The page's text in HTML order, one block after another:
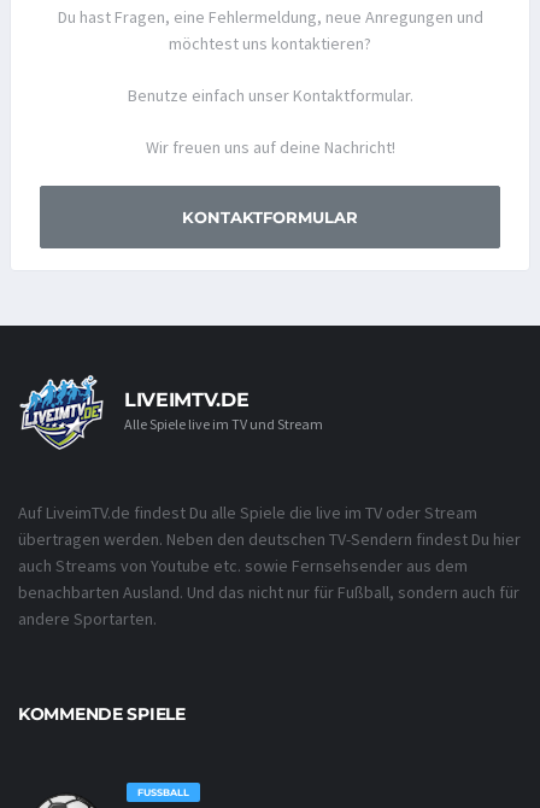
Du hast Fragen, eine Fehlermeldung, neue Anregungen und
möchtest uns kontaktieren?
Benutze einfach unser Kontaktformular.
Wir freuen uns auf deine Nachricht!
KONTAKTFORMULAR
LIVEIMTV.DE
Alle Spiele live im TV und Stream
Auf LiveimTV.de findest Du alle Spiele die live im TV oder Stream
übertragen werden. Neben den deutschen TV-Sendern findest Du hier
auch Streams von Youtube etc. sowie Fernsehsender aus dem
benachbarten Ausland. Und das nicht nur für Fußball, sondern auch für
andere Sportarten.
KOMMENDE SPIELE
FUSSBALL